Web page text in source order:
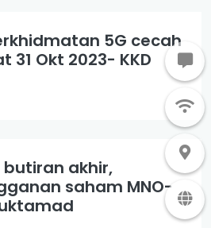
5G cecah
31 Okt 2023- KKD
akhir,
saham MNO-